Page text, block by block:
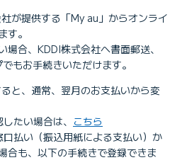
が提供する「My au」からオンライ
す。
合、KDDI株式会社へ書面郵送、
もお手続きいただけます。
と、通常、翌月のお支払いから変
たい場合は、 こちら
払い（振込用紙による支払い）か
合も、以下の手続きで登録できま